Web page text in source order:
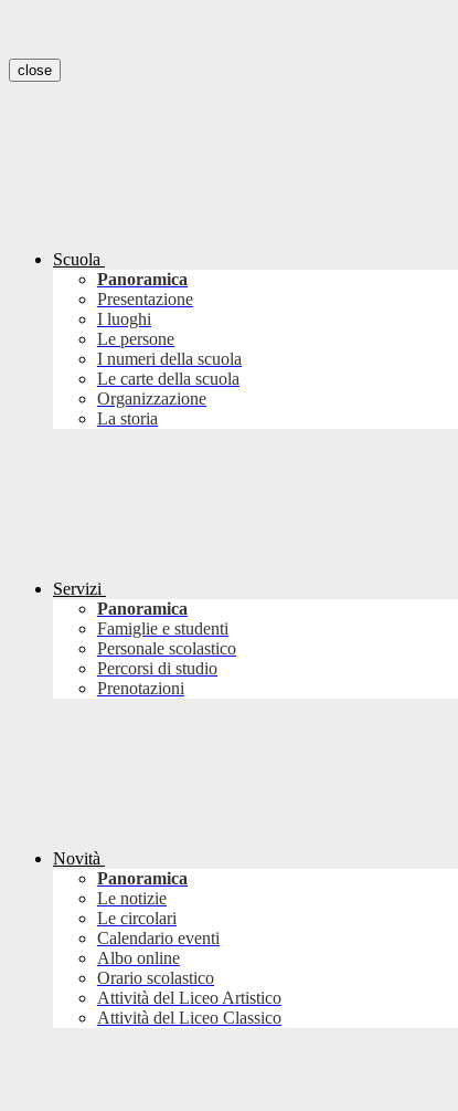
close
Scuola
Panoramica
Presentazione
I luoghi
Le persone
I numeri della scuola
Le carte della scuola
Organizzazione
La storia
Servizi
Panoramica
Famiglie e studenti
Personale scolastico
Percorsi di studio
Prenotazioni
Novità
Panoramica
Le notizie
Le circolari
Calendario eventi
Albo online
Orario scolastico
Attività del Liceo Artistico
Attività del Liceo Classico